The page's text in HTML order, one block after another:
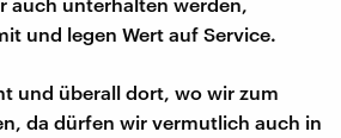
und legen Wert auf Service.
und überall dort, wo wir zum
da dürfen wir vermutlich auch in